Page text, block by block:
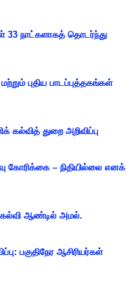
33 நாட்களாகத் தொடர்ந்து
புதிய பாடப்புத்தகங்கள்
கல்வித் துறை அறிவிப்பு
கோரிக்கை – நிதியில்லை எனக்
கல்வி ஆண்டில் அமல்.
பகுதிநேர ஆசிரியர்கள்